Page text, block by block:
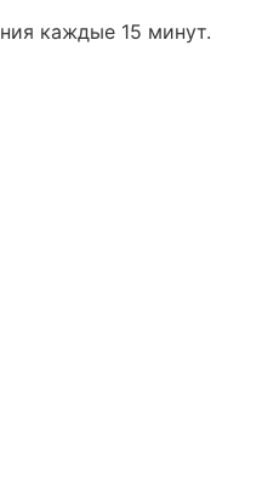
каждые 15 минут.